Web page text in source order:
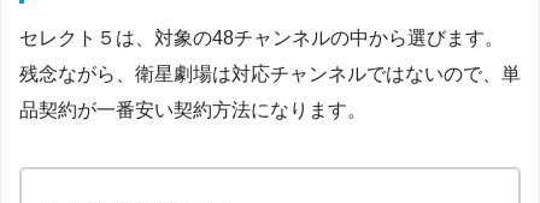
セレクト５は、対象の48チャンネルの中から選びます。
残念ながら、衛星劇場は対応チャンネルではないので、単
品契約が一番安い契約方法になります。